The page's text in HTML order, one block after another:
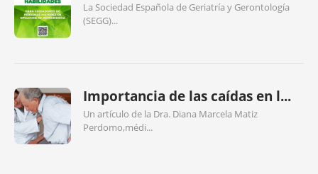
La Sociedad Española de Geriatría y Gerontología
(SEGG)...
Importancia de las caídas en l...
Un artículo de la Dra. Diana Marcela Matiz
Perdomo,médi...